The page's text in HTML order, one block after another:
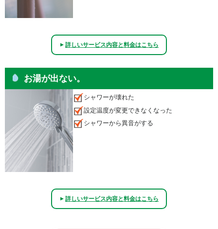
▲詳しいサービス内容と料金はこちら
お湯が出ない。
シャワーが壊れた
設定温度が変更できなくなった
シャワーから異音がする
▲詳しいサービス内容と料金はこちら